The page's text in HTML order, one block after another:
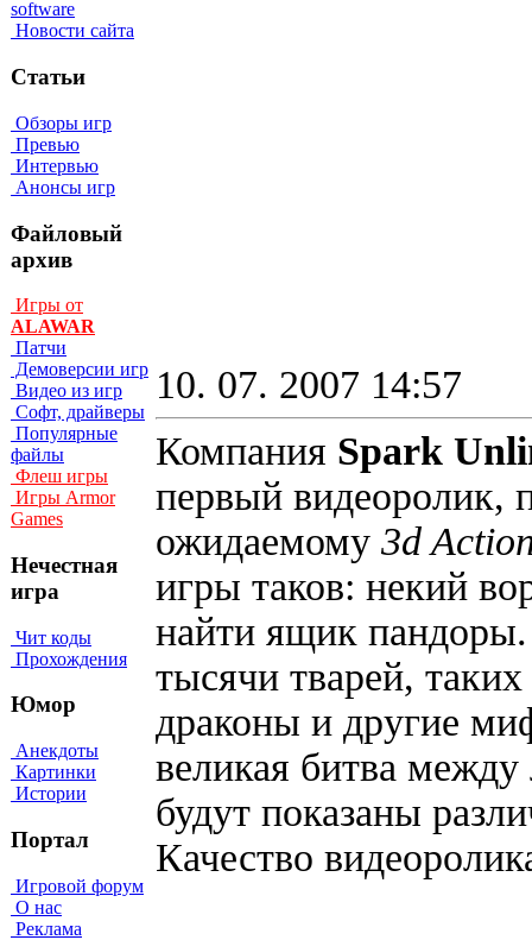
software
Новости сайта
Статьи
Обзоры игр
Превью
Интервью
Анонсы игр
Файловый
архив
Игры от
ALAWAR
Патчи
Демоверсии игр
Видео из игр
Софт, драйверы
Популярные
файлы
Флеш игры
Игры Armor
Games
Нечестная
игра
Чит коды
Прохождения
Юмор
Анекдоты
Картинки
Истории
Портал
Игровой форум
О нас
Реклама
10. 07. 2007 14:57
Компания Spark
первый видеоролик,
ожидаемому 3d
игры таков: некий
найти ящик
тысячи тварей,
драконы и другие
великая битва
будут показаны
Качество